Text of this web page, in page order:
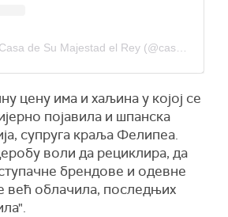
цену има и хаљина у којој се
појавила и шпанска
супруга краља Фелипеа.
воли да рециклира, да
брендове и одевне
већ облачила, последњих